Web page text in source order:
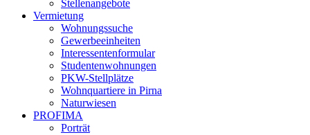
Stellenangebote
Vermietung
Wohnungssuche
Gewerbeeinheiten
Interessentenformular
Studentenwohnungen
PKW-Stellplätze
Wohnquartiere in Pirna
Naturwiesen
PROFIMA
Porträt